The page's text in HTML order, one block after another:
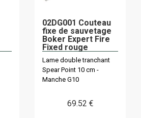
02DG001 Couteau
fixe de sauvetage
Boker Expert Fire
Fixed rouge
Lame double tranchant
Spear Point 10 cm -
Manche G10
69.52 €